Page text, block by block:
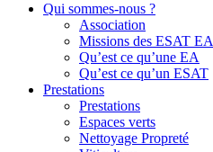
Qui sommes-nous ?
Association
Missions des ESAT EA
Qu’est ce qu’une EA
Qu’est ce qu’un ESAT
Prestations
Prestations
Espaces verts
Nettoyage Propreté